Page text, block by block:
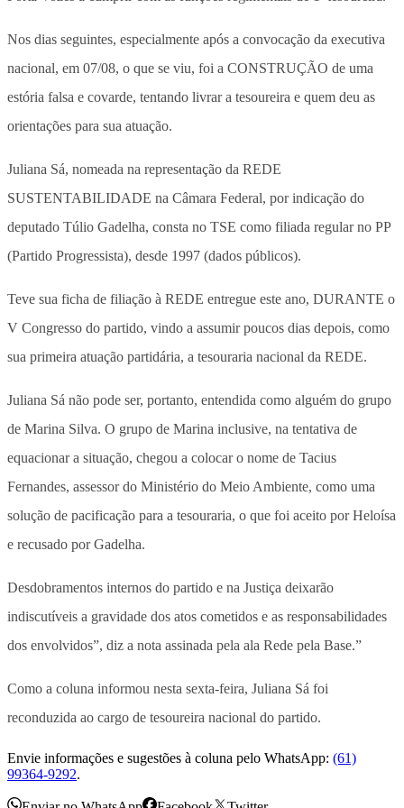
Nos dias seguintes, especialmente após a convocação da executiva
nacional, em 07/08, o que se viu, foi a CONSTRUÇÃO de uma
estória falsa e covarde, tentando livrar a tesoureira e quem deu as
orientações para sua atuação.
Juliana Sá, nomeada na representação da REDE
SUSTENTABILIDADE na Câmara Federal, por indicação do
deputado Túlio Gadelha, consta no TSE como filiada regular no PP
(Partido Progressista), desde 1997 (dados públicos).
Teve sua ficha de filiação à REDE entregue este ano, DURANTE o
V Congresso do partido, vindo a assumir poucos dias depois, como
sua primeira atuação partidária, a tesouraria nacional da REDE.
Juliana Sá não pode ser, portanto, entendida como alguém do grupo
de Marina Silva. O grupo de Marina inclusive, na tentativa de
equacionar a situação, chegou a colocar o nome de Tacius
Fernandes, assessor do Ministério do Meio Ambiente, como uma
solução de pacificação para a tesouraria, o que foi aceito por Heloísa
e recusado por Gadelha.
Desdobramentos internos do partido e na Justiça deixarão
indiscutíveis a gravidade dos atos cometidos e as responsabilidades
dos envolvidos”, diz a nota assinada pela ala Rede pela Base.”
Como a coluna informou nesta sexta-feira, Juliana Sá foi
reconduzida ao cargo de tesoureira nacional do partido.
Envie informações e sugestões à coluna pelo WhatsApp: (61)
99364-9292.